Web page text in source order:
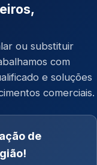
ou substituir
com
e soluções
comerciais.
de